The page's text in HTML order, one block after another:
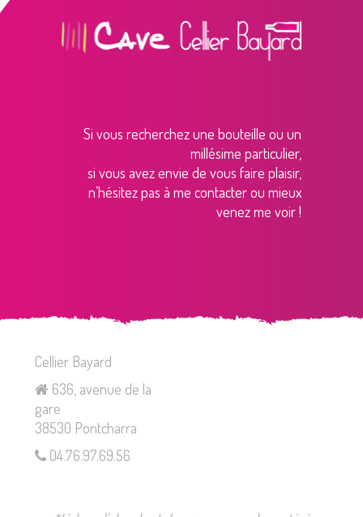
Si vous recherchez une bouteille ou un
millésime particulier,
si vous avez envie de vous faire plaisir,
n’hésitez pas à me contacter ou mieux
venez me voir !
Cellier Bayard
636, avenue de la
gare
38530 Pontcharra
04.76.97.69.56